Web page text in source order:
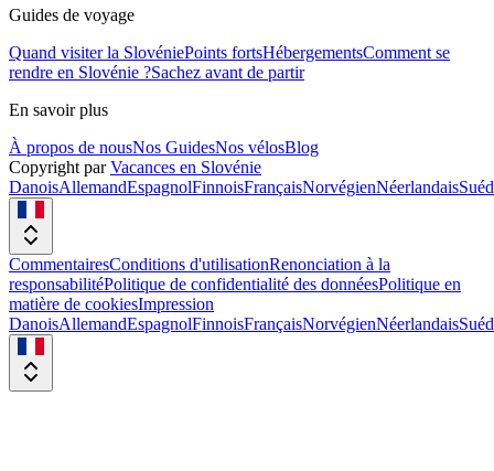
Guides de voyage
Quand visiter la SlovéniePoints fortsHébergementsComment se
rendre en Slovénie ?Sachez avant de partir
En savoir plus
À propos de nousNos GuidesNos vélosBlog
Copyright par Vacances en Slovénie
DanoisAllemandEspagnolFinnoisFrançaisNorvégienNéerlandais
CommentairesConditions d'utilisationRenonciation à la
responsabilitéPolitique de confidentialité des donnéesPolitique en
matière de cookiesImpression
DanoisAllemandEspagnolFinnoisFrançaisNorvégienNéerlandais